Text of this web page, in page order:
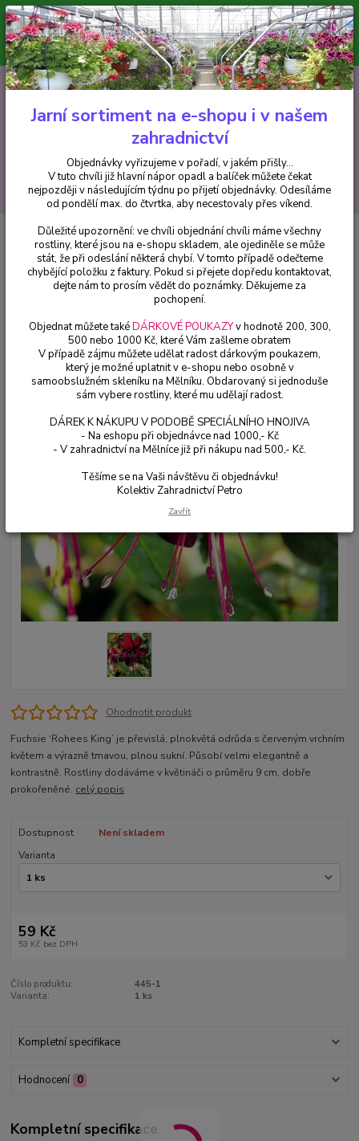
Minimální hodnota pro odeslání z e-shopu je 300 Kč.
V tuto chvíli již hlavní nápor objednávek opadl a balíček můžete čekat
nejpozději v následujícím týdnu po přijetí objednávky. Objednávky
vyřizujeme v pořadí, v jakém přišly...
CZK
Hledat
+420 602 223 614 0ks
za0 Kč
Fuchsie Rohees King Fuchsie - 1 ks
Rohees King Fuchsie - 1 ks
Ohodnotit produkt
Fuchsie ‘Rohees King’ je převislá, plnokvětá odrůda s červeným vrchním
květem a výrazně tmavou, plnou sukní. Působí velmi elegantně a
kontrastně. Rostliny dodáváme v květináči o průměru 9 cm, dobře
prokořeněné. celý popis
Dostupnost
Není skladem
Varianta
59 Kč
53 Kč bez DPH
Číslo produktu:
445-1
Varianta:
1 ks
Kompletní specifikace
Hodnocení 0
Kompletní specifikace
Jarní sortiment na e-shopu i v našem
zahradnictví
Objednávky vyřizujeme v pořadí, v jakém přišly...
V tuto chvíli již hlavní nápor opadl a balíček můžete čekat
nejpozději v následujícím týdnu po přijetí objednávky. Odesíláme
od pondělí max. do čtvrtka, aby necestovaly přes víkend.
Důležité upozornění: ve chvíli objednání chvíli máme všechny
rostliny, které jsou na e-shopu skladem, ale ojediněle se může
stát, že při odeslání některá chybí. V tomto případě odečteme
chybějící položku z faktury. Pokud si přejete dopředu kontaktovat,
dejte nám to prosím vědět do poznámky. Děkujeme za
pochopení.
Objednat můžete takéDÁRKOVÉ POUKAZYv hodnotě 200, 300,
500 nebo 1000 Kč, které Vám zašleme obratem
V případě zájmu můžete udělat radost dárkovým poukazem,
který je možné uplatnit v e-shopu nebo osobně v
samoobslužném skleníku na Mělníku. Obdarovaný si jednoduše
sám vybere rostliny, které mu udělají radost.
DÁREK K NÁKUPU V PODOBĚ SPECIÁLNÍHO HNOJIVA
- Na eshopu při objednávce nad 1000,- Kč
- V zahradnictví na Mělníce již při nákupu nad 500,- Kč.
Těšíme se na Vaši návštěvu či objednávku!
Kolektiv Zahradnictví Petro
Zavřít